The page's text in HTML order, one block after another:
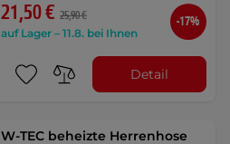
21,50 € 25,90 €
auf Lager – 11.8. bei Ihnen
-17%
Detail
W-TEC beheizte Herrenhose